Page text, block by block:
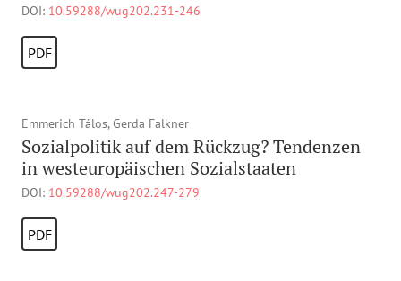
DOI: 10.59288/wug202.231-246
PDF
Emmerich Tálos, Gerda Falkner
Sozialpolitik auf dem Rückzug? Tendenzen
in westeuropäischen Sozialstaaten
DOI: 10.59288/wug202.247-279
PDF